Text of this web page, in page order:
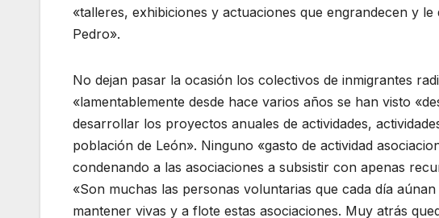
«talleres, exhibiciones y actuaciones que engrandecen y
Pedro».
No dejan pasar la ocasión los colectivos de inmigrantes
«lamentablemente desde hace varios años se han visto
desarrollar los proyectos anuales de actividades,
población de León». Ninguno «gasto de actividad
condenando a las asociaciones a subsistir con apenas
«Son muchas las personas voluntarias que cada día
mantener vivas y a flote estas asociaciones. Muy atrás